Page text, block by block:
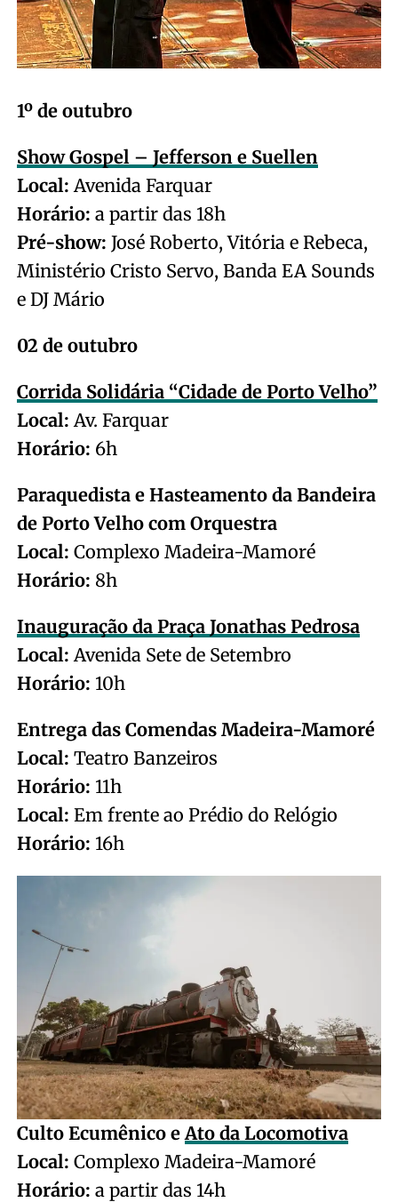
1º de outubro
Show Gospel – Jefferson e Suellen
Local: Avenida Farquar
Horário: a partir das 18h
Pré-show: José Roberto, Vitória e Rebeca,
Ministério Cristo Servo, Banda EA Sounds
e DJ Mário
02 de outubro
Corrida Solidária “Cidade de Porto Velho”
Local: Av. Farquar
Horário: 6h
Paraquedista e Hasteamento da Bandeira
de Porto Velho com Orquestra
Local: Complexo Madeira-Mamoré
Horário: 8h
Inauguração da Praça Jonathas Pedrosa
Local: Avenida Sete de Setembro
Horário: 10h
Entrega das Comendas Madeira-Mamoré
Local: Teatro Banzeiros
Horário: 11h
Local: Em frente ao Prédio do Relógio
Horário: 16h
Culto Ecumênico e Ato da Locomotiva
Local: Complexo Madeira-Mamoré
Horário: a partir das 14h